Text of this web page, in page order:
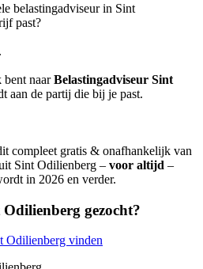
belastingadviseur in Sint
past?
bent naarBelastingadviseur Sint
aan de partij die bij je past.
compleet gratis & onafhankelijk van
Sint Odilienberg – voor altijd –
in 2026 en verder.
gezocht?
Odilienberg vinden